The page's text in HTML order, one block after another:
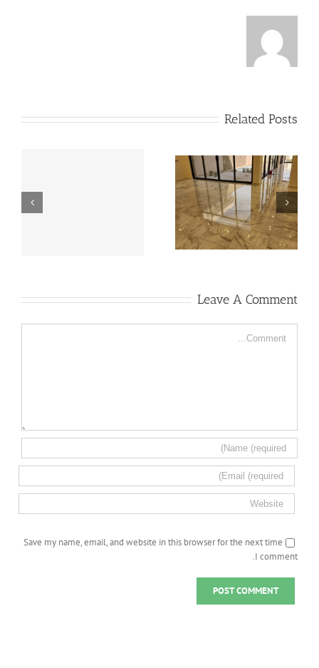
Related Posts
تلميع سلالم الرخام
Leave A Comment
Save my name, email, and website in this browser for the next time
I comment.